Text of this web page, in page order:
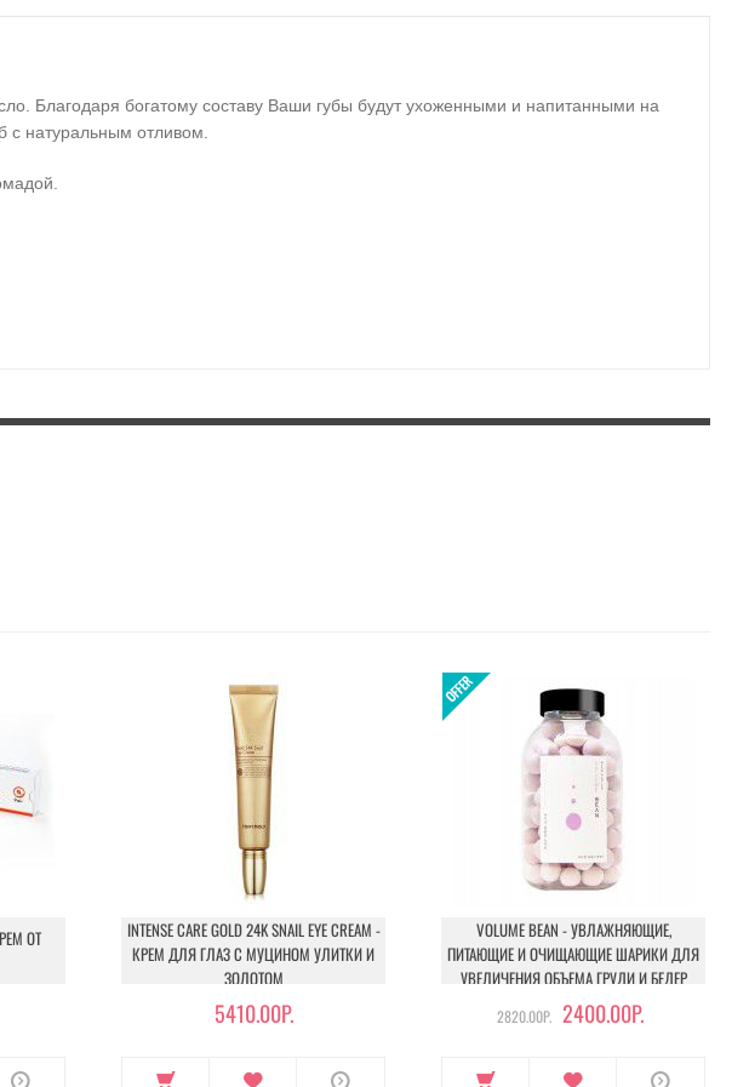
Благодаря богатому составу Ваши губы будут ухоженными и напитанными на
с натуральным отливом.
ОТ
INTENSE CARE GOLD 24K SNAIL EYE CREAM -
КРЕМ ДЛЯ ГЛАЗ С МУЦИНОМ УЛИТКИ И
ЗОЛОТОМ
5410.00Р.
VOLUME BEAN - УВЛАЖНЯЮЩИЕ,
ПИТАЮЩИЕ И ОЧИЩАЮЩИЕ ШАРИКИ ДЛЯ
УВЕЛИЧЕНИЯ ОБЪЕМА ГРУДИ И БЕДЕР
2820.00Р. 2400.00Р.